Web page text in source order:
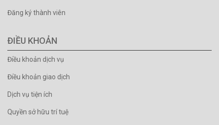
Đăng ký thành viên
ĐIỀU KHOẢN
Điều khoản dịch vụ
Điều khoản giao dịch
Dịch vụ tiện ích
Quyền sở hữu trí tuệ